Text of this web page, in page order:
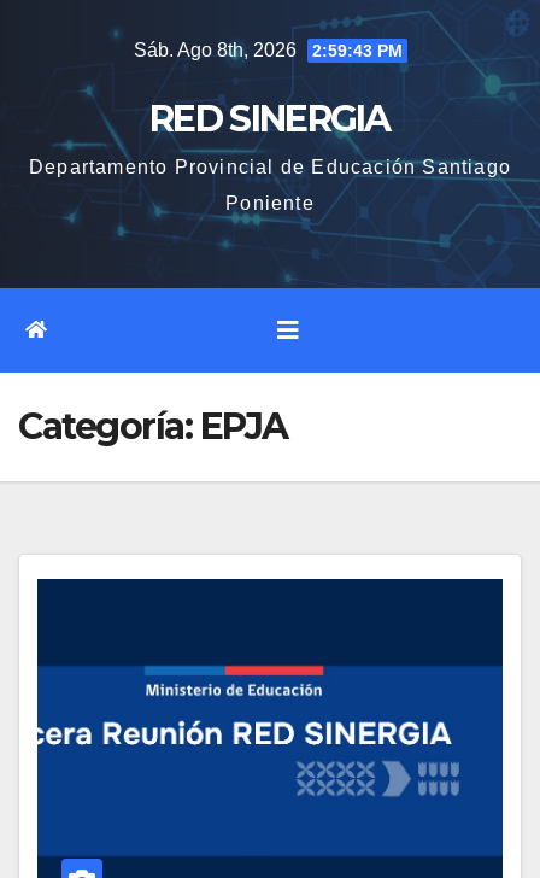
contenido
Sáb. Ago 8th, 2026 2:59:45 PM
RED SINERGIA
Departamento Provincial de Educación Santiago
Poniente
Categoría: EPJA